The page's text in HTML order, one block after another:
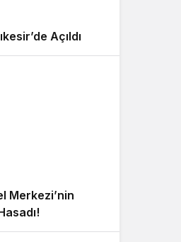
Açıldı
Merkezi’nin